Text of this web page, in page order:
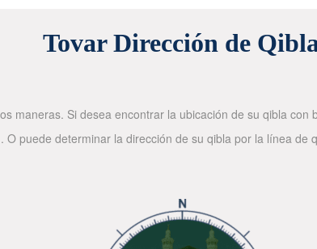
Tovar Dirección de
maneras. Si desea encontrar la ubicación de su qibla
puede determinar la dirección de su qibla por la línea de